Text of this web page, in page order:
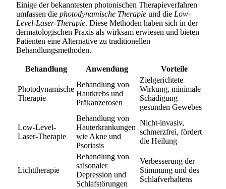
Einige der bekanntesten photonischen Therapieverfahren
umfassen die photodynamische Therapie und die Low-
Level-Laser-Therapie. Diese Methoden haben sich in der
dermatologischen Praxis als wirksam erwiesen und bieten
Patienten eine Alternative zu traditionellen
Behandlungsmethoden.
Behandlung Anwendung Vorteile
Photodynamische
Therapie
Behandlung von
Hautkrebs und
Präkanzerosen
Zielgerichtete
Wirkung, minimale
Schädigung
gesunden Gewebes
Low-Level-
Laser-Therapie
Behandlung von
Hauterkrankungen
wie Akne und
Psoriasis
Nicht-invasiv,
schmerzfrei, fördert
die Heilung
Lichttherapie
Behandlung von
saisonaler
Depression und
Schlafstörungen
Verbesserung der
Stimmung und des
Schlafverhaltens